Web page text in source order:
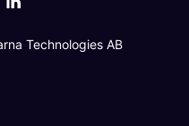
Technologies AB